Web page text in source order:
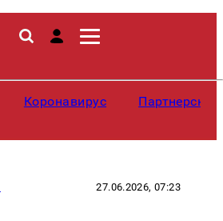
Коронавирус
27.06.2026, 07:23